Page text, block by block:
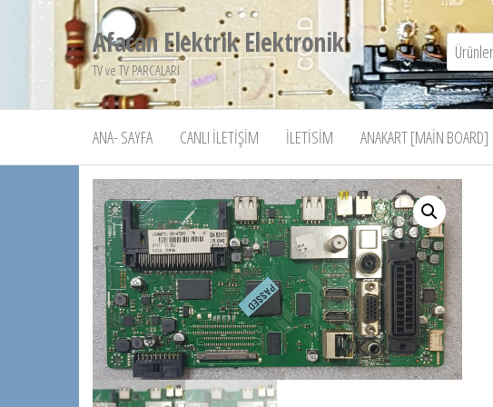
Afacan Elektrik Elektronik
TV ve TV PARCALARI
ANA- SAYFA CANLI İLETIŞIM İLETISIM ANAKART [MAIN BOARD]